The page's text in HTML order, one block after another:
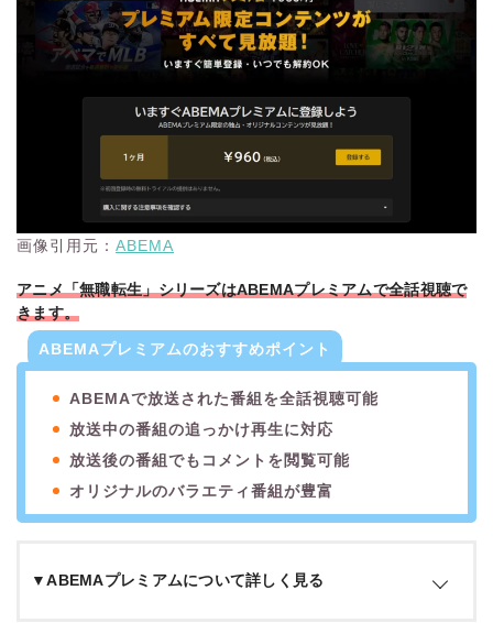
画像引用元： ABEMA
アニメ「無職転生」シリーズはABEMAプレミアムで全話視聴で
きます。
ABEMAプレミアムのおすすめポイント
ABEMAで放送された番組を全話視聴可能
放送中の番組の追っかけ再生に対応
放送後の番組でもコメントを閲覧可能
オリジナルのバラエティ番組が豊富
▼ABEMAプレミアムについて詳しく見る